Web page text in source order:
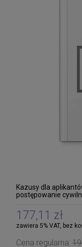
Kazusy dla
postępowanie
177,11 zł
zawiera 5% VAT, bez
Cena regularna: